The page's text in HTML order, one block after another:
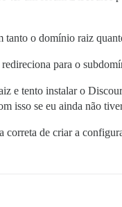
o domínio raiz
para o
e tento instalar o
isso se eu ainda não
de criar a